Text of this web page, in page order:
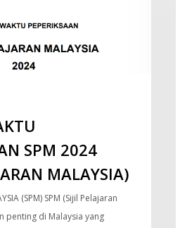
SPM 2024
MALAYSIA)
(SPM) SPM (Sijil Pelajaran
penting di Malaysia yang